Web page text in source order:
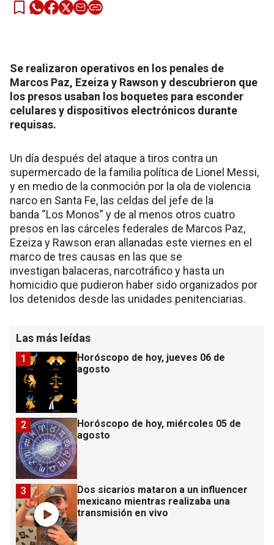
Se realizaron operativos en los penales de
Marcos Paz, Ezeiza y Rawson y descubrieron que
los presos usaban los boquetes para esconder
celulares y dispositivos electrónicos durante
requisas.
Un día después del ataque a tiros contra un
supermercado de la familia política de Lionel Messi,
y en medio de la conmoción por la ola de violencia
narco en Santa Fe, las celdas del jefe de la
banda “Los Monos” y de al menos otros cuatro
presos en las cárceles federales de Marcos Paz,
Ezeiza y Rawson eran allanadas este viernes en el
marco de tres causas en las que se
investigan balaceras, narcotráfico y hasta un
homicidio que pudieron haber sido organizados por
los detenidos desde las unidades penitenciarias.
Las más leídas
Horóscopo de hoy, jueves 06 de
agosto
1
Horóscopo de hoy, miércoles 05 de
agosto
2
Dos sicarios mataron a un influencer
mexicano mientras realizaba una
transmisión en vivo
3